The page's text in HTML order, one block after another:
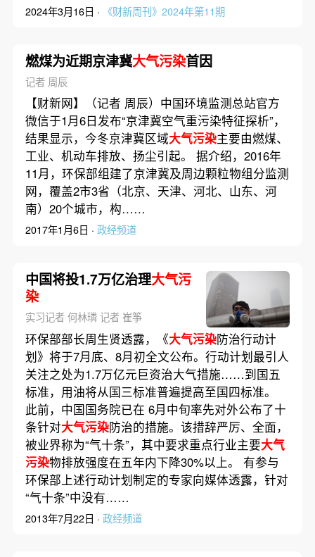
2024年3月16日 · 《财新周刊》2024年第11期
燃煤为近期京津冀大气污染首因
记者 周辰
【财新网】（记者 周辰）中国环境监测总站官方
微信于1月6日发布“京津冀空气重污染特征探析”，
结果显示，今冬京津冀区域大气污染主要由燃煤、
工业、机动车排放、扬尘引起。 据介绍，2016年
11月，环保部组建了京津冀及周边颗粒物组分监测
网，覆盖2市3省（北京、天津、河北、山东、河
南）20个城市，构……
2017年1月6日 · 政经频道
中国将投1.7万亿治理大气污
染
实习记者 何林璘 记者 崔筝
环保部部长周生贤透露，《大气污染防治行动计
划》将于7月底、8月初全文公布。行动计划最引人
关注之处为1.7万亿元巨资治大气措施……到国五
标准，用油将从国三标准普遍提高至国四标准。
此前，中国国务院已在 6月中旬率先对外公布了十
条针对大气污染防治的措施。该措辞严厉、全面，
被业界称为“气十条”，其中要求重点行业主要大气
污染物排放强度在五年内下降30%以上。 有参与
环保部上述行动计划制定的专家向媒体透露，针对
“气十条”中没有……
2013年7月22日 · 政经频道